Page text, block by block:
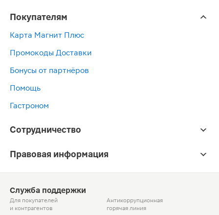
Покупателям
Карта Магнит Плюс
Промокоды Доставки
Бонусы от партнёров
Помощь
Гастроном
Сотрудничество
Правовая информация
Служба поддержки
Для покупателей
и контрагентов
Антикоррупционная
горячая линия